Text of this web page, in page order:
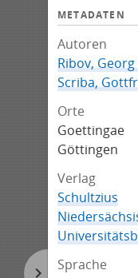
METADATEN
Autoren
Ribov,
Scriba,
Orte
Goettingae
Göttingen
Verlag
Schultzius
Sprache